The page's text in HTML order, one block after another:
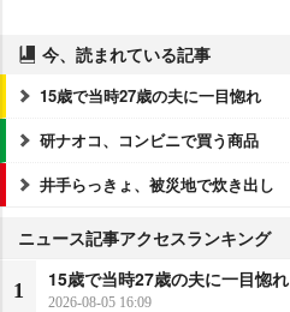
今、読まれている記事
15歳で当時27歳の夫に一目惚れ
研ナオコ、コンビニで買う商品
井手らっきょ、被災地で炊き出し
ニュース記事アクセスランキング
1
15歳で当時27歳の夫に一目惚れ
2026-08-05 16:09